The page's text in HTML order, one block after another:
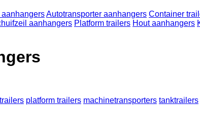
aanhangersAutotransporter aanhangers Container
aanhangers Platform trailers Hout aanhangers
platform trailers machinetransporters tanktrailers